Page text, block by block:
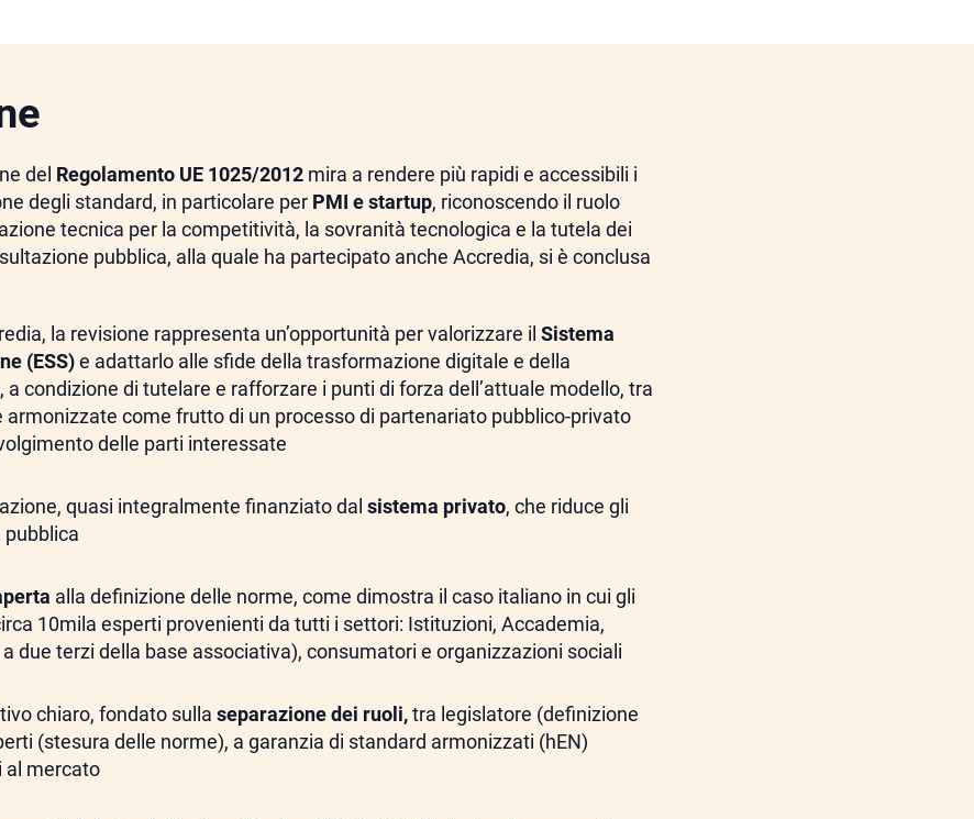
del Regolamento UE 1025/2012 mira a rendere più rapidi e accessibili i
degli standard, in particolare per PMI e startup, riconoscendo il ruolo
tecnica per la competitività, la sovranità tecnologica e la tutela dei
pubblica, alla quale ha partecipato anche Accredia, si è conclusa
la revisione rappresenta un’opportunità per valorizzare il Sistema
(ESS)e adattarlo alle sfide della trasformazione digitale e della
condizione di tutelare e rafforzare i punti di forza dell’attuale modello, tra
armonizzate come frutto di un processo di partenariato pubblico-privato
delle parti interessate
quasi integralmente finanziato dal sistema privato, che riduce gli
pubblica
alla definizione delle norme, come dimostra il caso italiano in cui gli
10mila esperti provenienti da tutti i settori: Istituzioni, Accademia,
due terzi della base associativa), consumatori e organizzazioni sociali
chiaro, fondato sulla separazione dei ruoli,tra legislatore (definizione
(stesura delle norme), a garanzia di standard armonizzati (hEN)
al mercato